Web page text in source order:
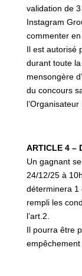
validation de
Instagram
commenter en
Il est autorisé
durant toute
mensongère
du concours
ARTICLE 4 –
Un gagnant
24/12/25 à
déterminera 1
rempli les
l’art.2.
Il pourra être